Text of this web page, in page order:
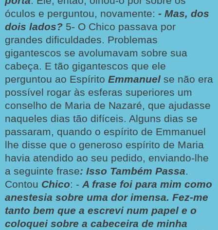
óculos e perguntou, novamente: - Mas, dos
dois lados? 5- O Chico passava por
grandes dificuldades. Problemas
gigantescos se avolumavam sobre sua
cabeça. E tão gigantescos que ele
perguntou ao Espírito Emmanuel se não era
possível rogar às esferas superiores um
conselho de Maria de Nazaré, que ajudasse
naqueles dias tão difíceis. Alguns dias se
passaram, quando o espírito de Emmanuel
lhe disse que o generoso espírito de Maria
havia atendido ao seu pedido, enviando-lhe
a seguinte frase: Isso Também Passa.
Contou Chico: - A frase foi para mim como
anestesia sobre uma dor imensa. Fez-me
tanto bem que a escrevi num papel e o
coloquei sobre a cabeceira de minha